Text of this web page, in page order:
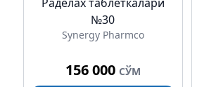
№30
Synergy Pharmco
156 000 СЎМ